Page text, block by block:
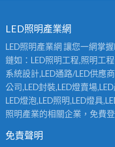
LED照明產業網
LED照明產業網 讓您一網掌
鏈如：LED照明工程,照明工
系統設計,LED通路/LED供應
公司,LED封裝,LED燈賣場
LED燈泡,LED照明,LED燈具
照明產業的相關企業，免費
免責聲明